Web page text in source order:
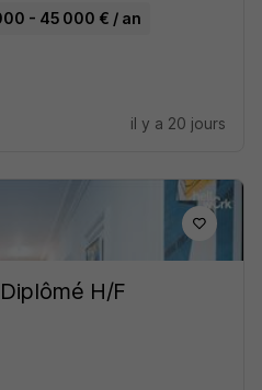
- 45 000 € / an
il y a 20 jours
H/F